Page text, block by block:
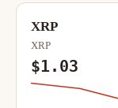
XRP
XRP
$1.03